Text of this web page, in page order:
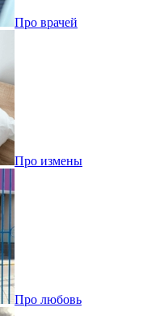
Про врачей
Про измены
Про любовь